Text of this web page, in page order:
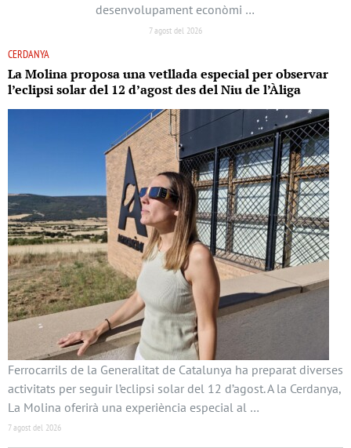
desenvolupament econòmi …
7 agost del 2026
CERDANYA
La Molina proposa una vetllada especial per observar
l’eclipsi solar del 12 d’agost des del Niu de l’Àliga
Ferrocarrils de la Generalitat de Catalunya ha preparat diverses
activitats per seguir l’eclipsi solar del 12 d’agost. A la Cerdanya,
La Molina oferirà una experiència especial al …
7 agost del 2026